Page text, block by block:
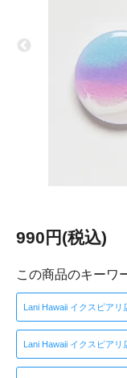
990円(税込)
この商品のキーワ
Lani Hawaii イクスピアリ
Lani Hawaii イクスピアリ